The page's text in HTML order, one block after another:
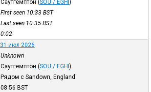
Саутгемптон (SOU / EGHI)
First seen 10:33 BST
Last seen 10:35 BST
0:02
31 июл 2026
Unknown
Саутгемптон (SOU / EGHI)
Рядом с Sandown, England
08:56 BST